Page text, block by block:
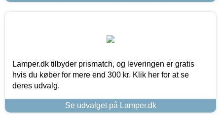
Lamper.dk tilbyder prismatch, og leveringen er gratis
hvis du køber for mere end 300 kr. Klik her for at se
deres udvalg.
Se udvalget på Lamper.dk